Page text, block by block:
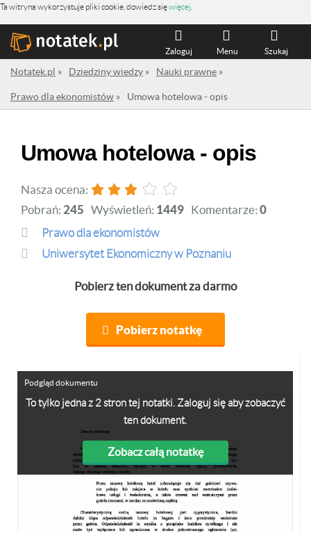
Ta witryna wykorzystuje pliki cookie, dowiedz sięwięcej
Szukaj
Menu
Zaloguj
Notatek.pl » Dziedziny wiedzy » Nauki prawne »
Prawo dla ekonomistów » Umowa hotelowa - opis
Umowa hotelowa - opis
Nasza ocena:
Pobrań: 245 Wyświetleń: 1449 Komentarze: 0
Prawo dla ekonomistów
Uniwersytet Ekonomiczny w Poznaniu
Pobierz ten dokument za darmo
Pobierz notatkę
To tylko jedna z 2 stron tej notatki. Zaloguj się aby zobaczyć
ten dokument.
Zobacz całą notatkę
Podgląd dokumentu